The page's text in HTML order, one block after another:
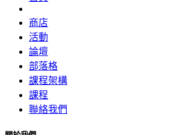
商店
活動
論壇
部落格
課程架構
課程
聯絡我們